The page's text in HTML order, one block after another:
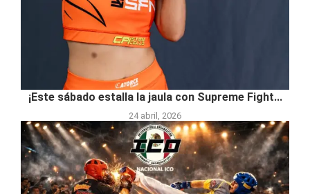
¡Este sábado estalla la jaula con Supreme Fight...
24 abril, 2026